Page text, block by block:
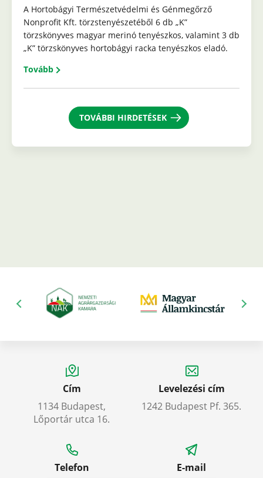
A Hortobágyi Természetvédelmi és Génmegőrző
Nonprofit Kft. törzstenyészetéből 6 db „K”
törzskönyves magyar merinó tenyészkos, valamint 3 db
„K” törzskönyves hortobágyi racka tenyészkos eladó.
Tovább
TOVÁBBI HIRDETÉSEK
Cím
1134 Budapest,
Lőportár utca 16.
Levelezési cím
1242 Budapest Pf. 365.
Telefon
E-mail